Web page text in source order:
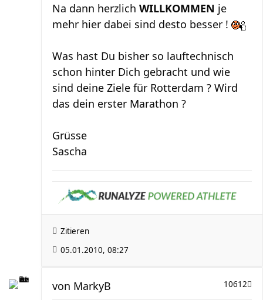
Na dann herzlich WILLKOMMEN je
mehr hier dabei sind desto besser !
Was hast Du bisher so lauftechnisch
schon hinter Dich gebracht und wie
sind deine Ziele für Rotterdam ? Wird
das dein erster Marathon ?
Grüsse
Sascha
Zitieren
05.01.2010, 08:27
10612
von MarkyB